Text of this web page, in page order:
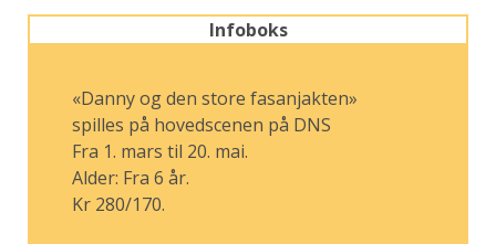
Infoboks
«Danny og den store fasanjakten»
spilles på hovedscenen på DNS
Fra 1. mars til 20. mai.
Alder: Fra 6 år.
Kr 280/170.